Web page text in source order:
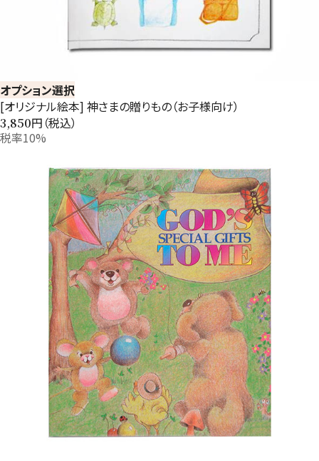
オプション選択
[オリジナル絵本] 神さまの贈りもの（お子様向け）
3,850円（税込）
税率10%